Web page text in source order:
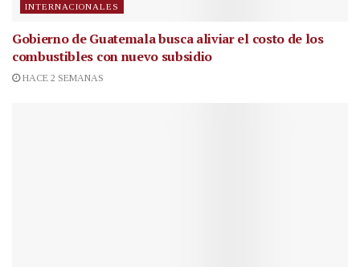
INTERNACIONALES
Gobierno de Guatemala busca aliviar el costo de los
combustibles con nuevo subsidio
HACE 2 SEMANAS